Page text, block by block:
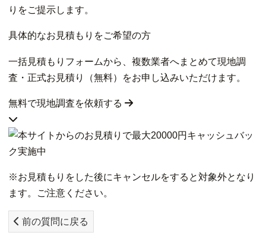
りをご提示します。
具体的なお見積もりをご希望の方
一括見積もりフォームから、複数業者へまとめて現地調
査・正式お見積り（無料）をお申し込みいただけます。
無料で現地調査を依頼する
※お見積もりをした後にキャンセルをすると対象外となり
ます。ご注意ください。
前の質問に戻る